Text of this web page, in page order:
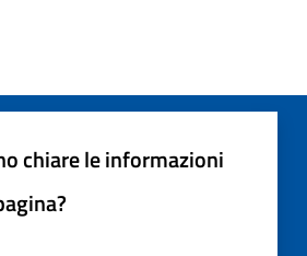
chiare le informazioni